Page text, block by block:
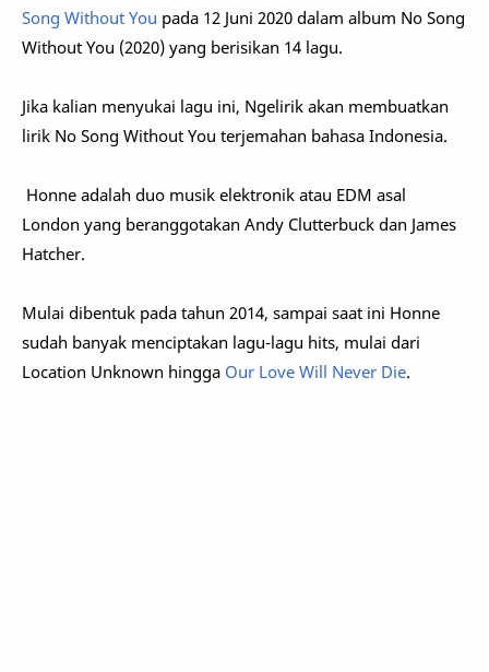
Song Without You pada 12 Juni 2020 dalam album No Song
Without You (2020) yang berisikan 14 lagu.
Jika kalian menyukai lagu ini, Ngelirik akan membuatkan
lirik No Song Without You terjemahan bahasa Indonesia.
Honne adalah duo musik elektronik atau EDM asal
London yang beranggotakan Andy Clutterbuck dan James
Hatcher.
Mulai dibentuk pada tahun 2014, sampai saat ini Honne
sudah banyak menciptakan lagu-lagu hits, mulai dari
Location Unknown hingga Our Love Will Never Die.